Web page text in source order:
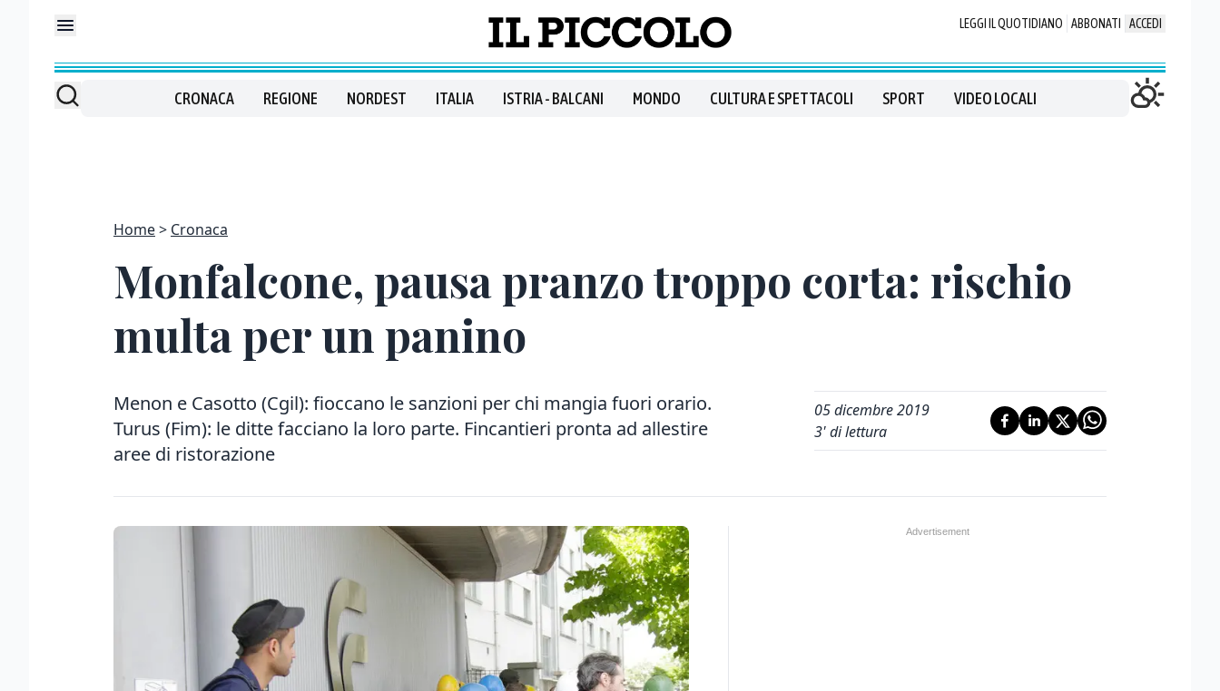
LEGGI IL QUOTIDIANO ABBONATI ACCEDI
CRONACA REGIONE NORDEST ITALIA ISTRIA - BALCANI MONDO CULTURA E SPETTACOLI SPORT VIDEO LOCALI
Home Cronaca
Monfalcone, pausa pranzo troppo corta: rischio
multa per un panino
Menon e Casotto (Cgil): fioccano le sanzioni per chi mangia fuori orario.
Turus (Fim): le ditte facciano la loro parte. Fincantieri pronta ad allestire
aree di ristorazione
05 dicembre 2019
3' di lettura